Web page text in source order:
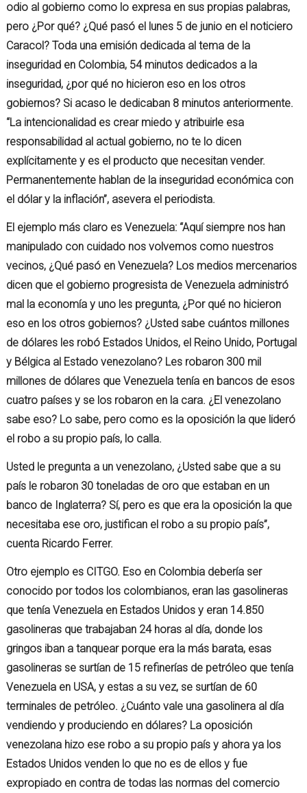
odio al gobierno como lo expresa en sus propias palabras,
pero ¿Por qué? ¿Qué pasó el lunes 5 de junio en el noticiero
Caracol? Toda una emisión dedicada al tema de la
inseguridad en Colombia, 54 minutos dedicados a la
inseguridad, ¿por qué no hicieron eso en los otros
gobiernos? Si acaso le dedicaban 8 minutos anteriormente.
“La intencionalidad es crear miedo y atribuirle esa
responsabilidad al actual gobierno, no te lo dicen
explícitamente y es el producto que necesitan vender.
Permanentemente hablan de la inseguridad económica con
el dólar y la inflación”, asevera el periodista.
El ejemplo más claro es Venezuela: “Aquí siempre nos han
manipulado con cuidado nos volvemos como nuestros
vecinos, ¿Qué pasó en Venezuela? Los medios mercenarios
dicen que el gobierno progresista de Venezuela administró
mal la economía y uno les pregunta, ¿Por qué no hicieron
eso en los otros gobiernos? ¿Usted sabe cuántos millones
de dólares les robó Estados Unidos, el Reino Unido, Portugal
y Bélgica al Estado venezolano? Les robaron 300 mil
millones de dólares que Venezuela tenía en bancos de esos
cuatro países y se los robaron en la cara. ¿El venezolano
sabe eso? Lo sabe, pero como es la oposición la que lideró
el robo a su propio país, lo calla.
Usted le pregunta a un venezolano, ¿Usted sabe que a su
país le robaron 30 toneladas de oro que estaban en un
banco de Inglaterra? Sí, pero es que era la oposición la que
necesitaba ese oro, justifican el robo a su propio país”,
cuenta Ricardo Ferrer.
Otro ejemplo es CITGO. Eso en Colombia debería ser
conocido por todos los colombianos, eran las gasolineras
que tenía Venezuela en Estados Unidos y eran 14.850
gasolineras que trabajaban 24 horas al día, donde los
gringos iban a tanquear porque era la más barata, esas
gasolineras se surtían de 15 refinerías de petróleo que tenía
Venezuela en USA, y estas a su vez, se surtían de 60
terminales de petróleo. ¿Cuánto vale una gasolinera al día
vendiendo y produciendo en dólares? La oposición
venezolana hizo ese robo a su propio país y ahora ya los
Estados Unidos venden lo que no es de ellos y fue
expropiado en contra de todas las normas del comercio